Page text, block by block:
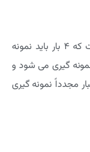
مانند آزمایش چالش گلوکز بوده با این تفاوت که 4 بار باید نمونه
گیری می شود و
مجدداً نمونه گیری